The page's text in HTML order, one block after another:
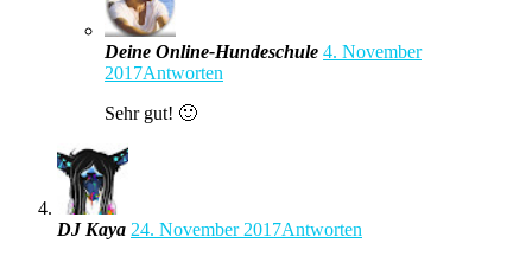
Deine Online-Hundeschule 4. November
2017Antworten
Sehr gut! 🙂
DJ Kaya 24. November 2017Antworten